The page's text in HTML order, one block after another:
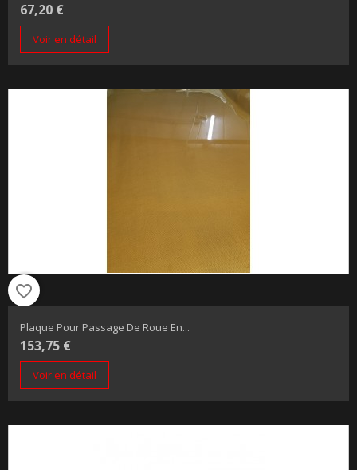
67,20 €
Voir en détail
favorite_border
Plaque Pour Passage De Roue En...
153,75 €
Voir en détail